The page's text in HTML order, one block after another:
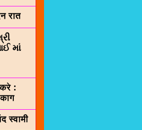
रात
માં
:
स्वामी